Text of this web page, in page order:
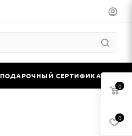
ПОДАРОЧНЫЙ СЕРТИФИКАТ
0
0